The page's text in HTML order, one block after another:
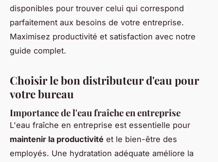
disponibles pour trouver celui qui correspond
parfaitement aux besoins de votre entreprise.
Maximisez productivité et satisfaction avec notre
guide complet.
Choisir le bon distributeur d'eau pour
votre bureau
Importance de l'eau fraîche en entreprise
L'eau fraîche en entreprise est essentielle pour
maintenir la productivité et le bien-être des
employés. Une hydratation adéquate améliore la